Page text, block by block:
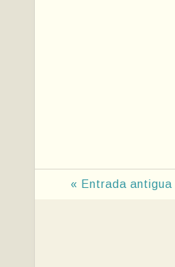
« Entrada antigua